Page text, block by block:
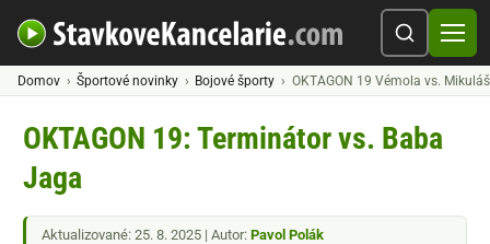
Domov Športové novinky Bojové športy OKTAGON 19 Vémola vs.
OKTAGON 19: Terminátor vs. Baba
Jaga
Aktualizované: 25. 8. 2025 | Autor: Pavol Polák